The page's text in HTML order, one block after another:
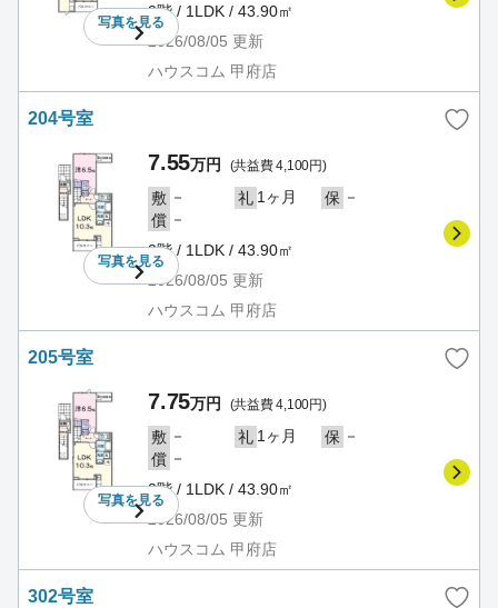
写真を見る
2階 / 1LDK / 43.90㎡
2026/08/05 更新
ハウスコム 甲府店
204号室
写真を見る
7.55万円 (共益費 4,100円)
敷 － 礼 1ヶ月 保 －
償 －
2階 / 1LDK / 43.90㎡
2026/08/05 更新
ハウスコム 甲府店
205号室
写真を見る
7.75万円 (共益費 4,100円)
敷 － 礼 1ヶ月 保 －
償 －
2階 / 1LDK / 43.90㎡
2026/08/05 更新
ハウスコム 甲府店
302号室